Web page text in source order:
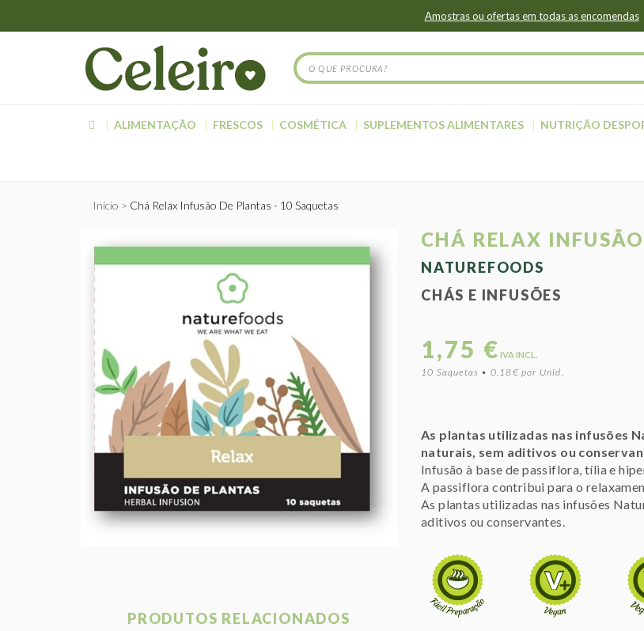
Amostras ou ofertas em todas as encomendas
ALIMENTAÇÃO FRESCOS COSMÉTICA SUPLEMENTOS ALIMENTARES NUTRIÇÃO
Início Chá Relax Infusão De Plantas - 10 Saquetas
CHÁ RELAX
NATUREFOODS
CHÁS E INFUSÕES
1,75 € IVA INCL.
10 Saquetas • 0.18€ por Unid.
As plantas utilizadas nas infusões
naturais, sem aditivos ou
Infusão à base de passiflora, tília e
A passiflora contribui para o
As plantas utilizadas nas infusões
aditivos ou conservantes.
PRODUTOS RELACIONADOS